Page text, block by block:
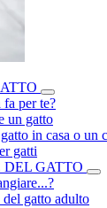
fa per te?
un gatto
in casa o un
gatti
GATTO
gatto adulto